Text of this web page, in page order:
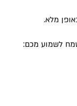
מלא.
לשמוע מכם: